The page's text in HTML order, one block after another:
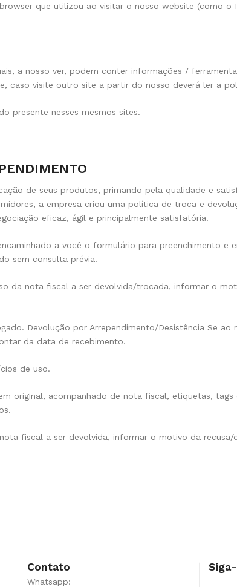
que utilizou ao visitar o nosso website (como
a nosso ver, podem conter informações /
caso visite outro site a partir do nosso deverá ler a
presente nesses mesmos sites.
de seus produtos, primando pela qualidade e
a empresa criou uma política de troca e
eficaz, ágil e principalmente satisfatória.
a você o formulário para preenchimento e
sem consulta prévia.
da nota fiscal a ser devolvida/trocada, informar o
Devolução por Arrependimento/Desistência Se
da data de recebimento.
de uso.
original, acompanhado de nota fiscal, etiquetas,
fiscal a ser devolvida, informar o motivo da
Contato
Whatsapp: